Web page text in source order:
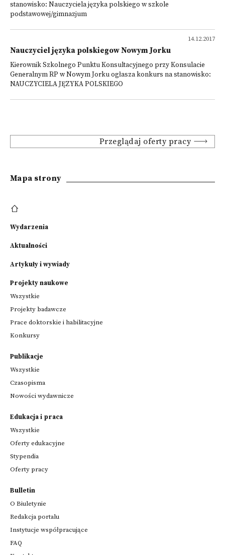
stanowisko: Nauczyciela języka polskiego w szkole
podstawowej/gimnazjum
14.12.2017
Nauczyciel języka polskiegow Nowym Jorku
Kierownik Szkolnego Punktu Konsultacyjnego przy Konsulacie
Generalnym RP w Nowym Jorku ogłasza konkurs na stanowisko:
NAUCZYCIELA JĘZYKA POLSKIEGO
Przeglądaj oferty pracy
Mapa strony
Wydarzenia
Aktualności
Artykuły i wywiady
Projekty naukowe
Wszystkie
Projekty badawcze
Prace doktorskie i habilitacyjne
Konkursy
Publikacje
Wszystkie
Czasopisma
Nowości wydawnicze
Edukacja i praca
Wszystkie
Oferty edukacyjne
Stypendia
Oferty pracy
Bulletin
O Biuletynie
Redakcja portalu
Instytucje współpracujące
FAQ